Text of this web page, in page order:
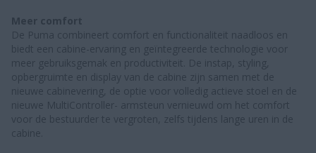
Meer comfort
De Puma combineert comfort en functionaliteit naadloos en
biedt een cabine-ervaring en geïntegreerde technologie voor
meer gebruiksgemak en productiviteit. De instap, styling,
opbergruimte en display van de cabine zijn samen met de
nieuwe cabinevering, de optie voor volledig actieve stoel en de
nieuwe MultiController- armsteun vernieuwd om het comfort
voor de bestuurder te vergroten, zelfs tijdens lange uren in de
cabine.